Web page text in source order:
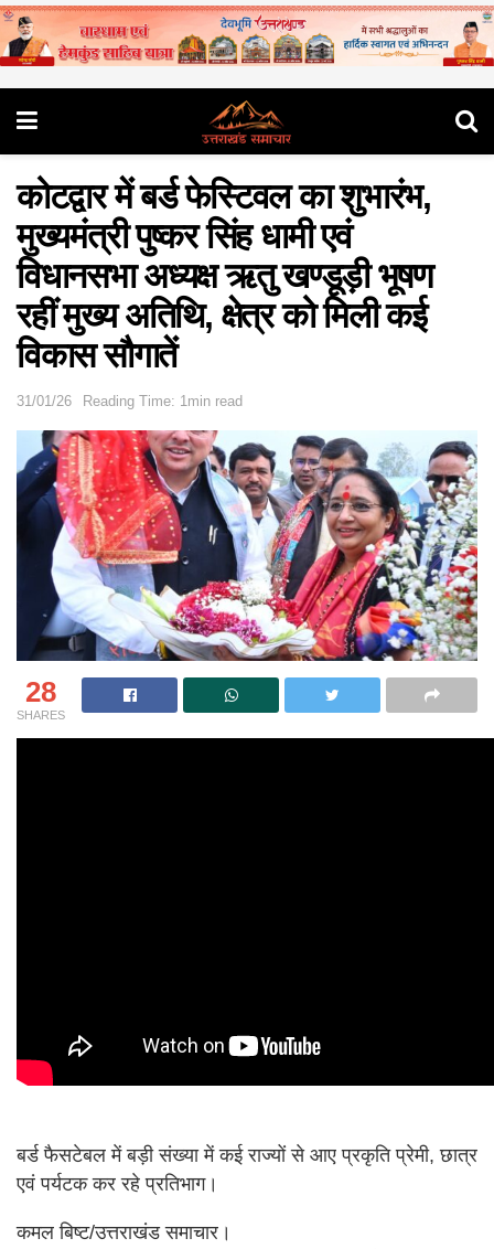
कोटद्वार में बर्ड फेस्टिवल का शुभारंभ,
मुख्यमंत्री पुष्कर सिंह धामी एवं
विधानसभा अध्यक्ष ऋतु खण्डूड़ी भूषण
रहीं मुख्य अतिथि, क्षेत्र को मिली कई
विकास सौगातें
31/01/26 Reading Time: 1min read
28
SHARES
बर्ड फैसटेबल में बड़ी संख्या में कई राज्यों से आए प्रकृति प्रेमी, छात्र
एवं पर्यटक कर रहे प्रतिभाग।
कमल बिष्ट/उत्तराखंड समाचार।